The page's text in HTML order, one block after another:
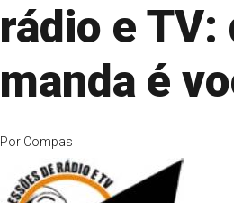
rádio e TV:
manda é
Por Compas